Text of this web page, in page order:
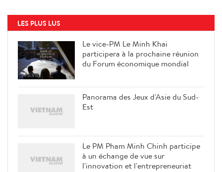
LES PLUS LUS
Le vice-PM Le Minh Khai
participera à la prochaine réunion
du Forum économique mondial
Panorama des Jeux d'Asie du Sud-
Est
Le PM Pham Minh Chinh participe
à un échange de vue sur
l'innovation et l'entrepreneuriat